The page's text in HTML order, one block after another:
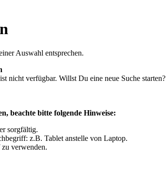
Auswahl entsprechen.
nicht verfügbar. Willst Du eine neue Suche starten?
beachte bitte folgende Hinweise:
sorgfältig.
z.B. Tablet anstelle von Laptop.
verwenden.